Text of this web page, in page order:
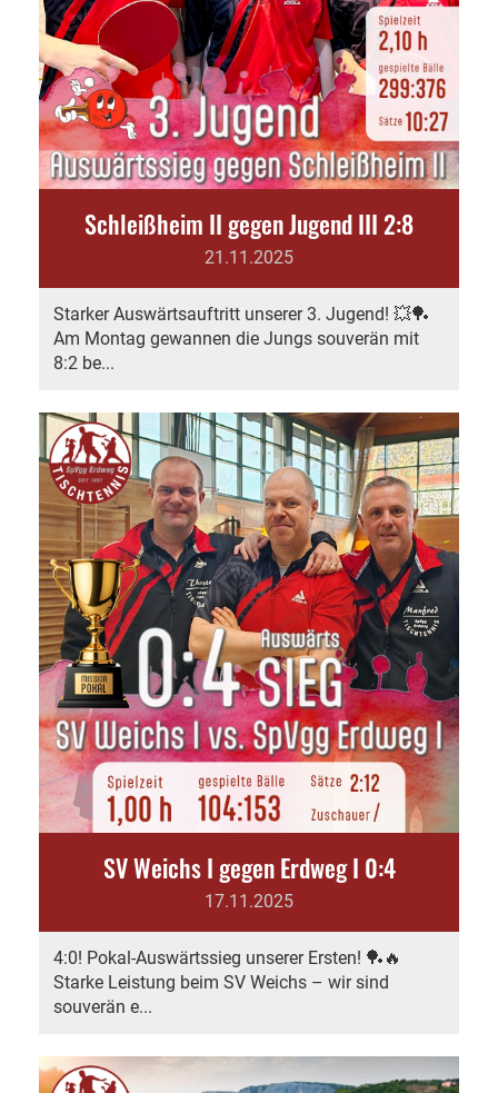
Schleißheim II gegen Jugend III 2:8
21.11.2025
Starker Auswärtsauftritt unserer 3. Jugend! 💥🏓
Am Montag gewannen die Jungs souverän mit
8:2 be...
SV Weichs I gegen Erdweg I 0:4
17.11.2025
4:0! Pokal-Auswärtssieg unserer Ersten! 🏓🔥
Starke Leistung beim SV Weichs – wir sind
souverän e...